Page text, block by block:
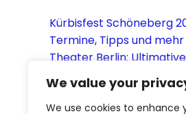
We value your
We use cookies to enhance
Kürbisfest Schöneberg
Termine, Tipps und mehr
Theater Berlin:
für Ihren Besuch
Den Weihnachtsmarkt
Humboldt Forum 2026